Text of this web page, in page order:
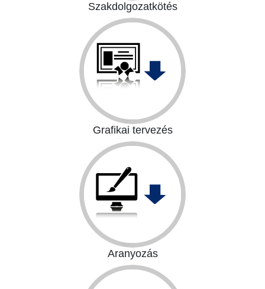
Szakdolgozatkötés
Diplomakötés
Szakdolgozatkötés
Grafikai tervezés
Grafikai tervezés
Aranyozás